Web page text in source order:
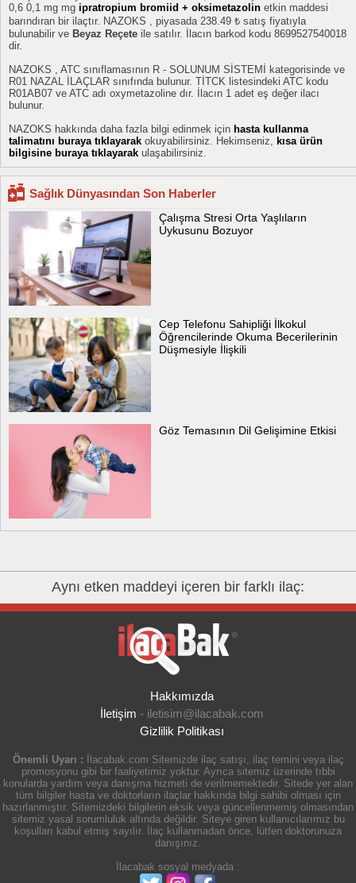
0,6 0,1 mg mg ipratropium bromiid + oksimetazolin etkin maddesi
barındıran bir ilaçtır. NAZOKS , piyasada 238.49 ₺ satış fiyatıyla
bulunabilir ve Beyaz Reçete ile satılır. İlacın barkod kodu 8699527540018
dir.
NAZOKS , ATC sınıflamasının R - SOLUNUM SİSTEMİ kategorisinde ve
R01 NAZAL İLAÇLAR sınıfında bulunur. TİTCK listesindeki ATC kodu
R01AB07 ve ATC adı oxymetazoline dır. İlacın 1 adet eş değer ilacı
bulunur.
NAZOKS hakkında daha fazla bilgi edinmek için hasta kullanma
talimatını buraya tıklayarak okuyabilirsiniz. Hekimseniz, kısa ürün
bilgisine buraya tıklayarak ulaşabilirsiniz.
Sağlık Dünyasından Son Haberler
Çalışma Stresi Orta Yaşlıların
Uykusunu Bozuyor
Cep Telefonu Sahipliği İlkokul
Öğrencilerinde Okuma Becerilerinin
Düşmesiyle İlişkili
Göz Temasının Dil Gelişimine Etkisi
Aynı etken maddeyi içeren bir farklı ilaç:
Hakkımızda
İletişim - iletisim@ilacabak.com
Gizlilik Politikası
Önemli Uyarı :
İlacabak.com Sitemizde ilaç satışı, ilaç temini veya ilaç
promosyonu gibi bir faaliyetimiz yoktur. Ayrıca sitemiz üzerinde tıbbi
konularda yardım veya danışma hizmeti de verilmemektedir. Sitede yer alan
tüm bilgiler hasta ve doktorların ilaçlar hakkında bilgi sahibi olması için
hazırlanmıştır. Sitemizdeki bilgilerin eksik veya güncellenmemiş olmasından
sitemiz yasal sorumluluk altında değildir. Siteye giren kullanıcılarımız bu
koşulları kabul etmiş sayılır. İlaç kullanmadan önce, lütfen doktorunuza
danışınız.
İlacabak sosyal medyada :